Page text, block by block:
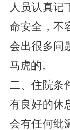
人员认真记
命安全，不
会出很多问
马虎的。
二、住院条
有良好的休
会有任何纰